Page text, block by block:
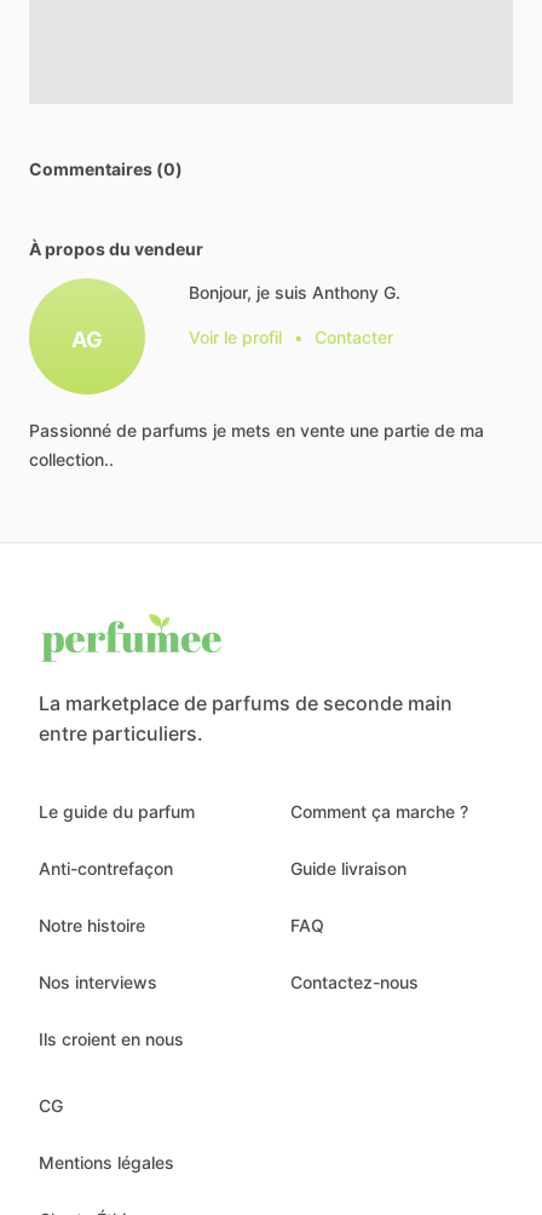
Commentaires (0)
À propos du vendeur
AG
Bonjour, je suis Anthony G.
Voir le profil • Contacter
Passionné de parfums je mets en vente une partie de ma
collection..
La marketplace de parfums de seconde main
entre particuliers.
Le guide du parfum
Anti-contrefaçon
Notre histoire
Nos interviews
Ils croient en nous
Comment ça marche ?
Guide livraison
FAQ
Contactez-nous
CG
Mentions légales